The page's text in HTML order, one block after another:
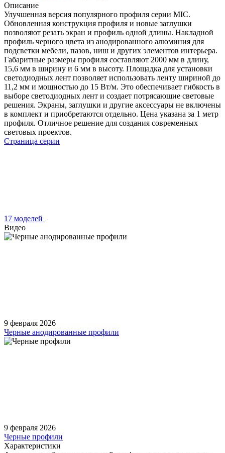
Описание
Улучшенная версия популярного профиля серии MIC.
Обновленная конструкция профиля и новые заглушки
позволяют резать экран и профиль одной длины. Накладной
профиль черного цвета из анодированного алюминия для
подсветки мебели, пазов, ниш и других элементов интерьера.
Габаритные размеры профиля составляют 2000 мм в длину,
15,6 мм в ширину и 6 мм в высоту. Площадка для установки
светодиодных лент позволяет использовать ленту шириной до
11,2 мм и мощностью до 15 Вт/м. Это обеспечивает гибкость в
выборе светодиодных лент и создает потрясающие световые
решения. Экраны, заглушки и другие аксессуары не включены
в комплект и приобретаются отдельно. Цена указана за 1 метр
профиля. Отличное решение для создания современных
световых проектов.
Страница серии
17 моделей
Видео
9 февраля 2026
Черные анодированные профили
9 февраля 2026
Черные профили
Характеристики